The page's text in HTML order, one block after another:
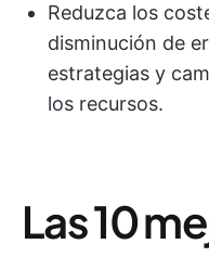
Reduzca los
disminución de
estrategias y
los recursos.
Las 10